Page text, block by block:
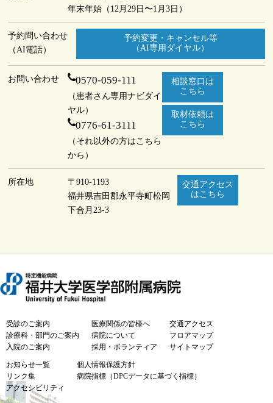
年末年始（12月29日〜1月3日）
予約問い合わせ
（AI電話）
予約変更・キャンセル等
（AI専用ダイヤル）
お問い合わせ 0570-059-111
（患者さん専用ナビダイ
ヤル）
0776-61-3111
（それ以外の方はこちら
から）
相談窓口は
こちら
取材依頼は
こちら
所在地
〒910-1193
福井県吉田郡永平寺町松岡
下合月23-3
交通アクセス
はこちら
受診のご案内
診療科・部門のご案内
入院のご案内
医療関係の皆様へ
病院について
採用・ボランティア
交通アクセス
フロアマップ
サイトマップ
お知らせ一覧
リンク集
アクセシビリティ
個人情報保護方針
病院指標（DPCデータに基づく指標）